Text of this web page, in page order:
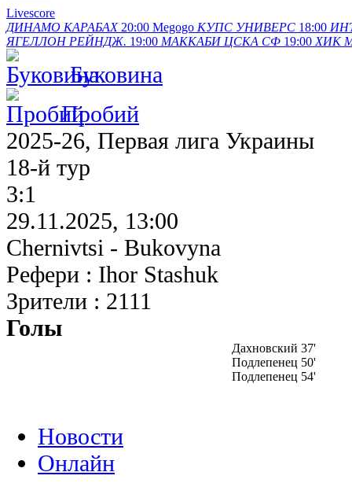
Livescore
ДИНАМО КАРАБАХ 20:00 Megogo КУПС УНИВЕРС 18:00
ЯГЕЛЛОН РЕЙНДЖ. 19:00 МАККАБИ ЦСКА СФ 19:00 ХИК
Буковина
Пробий
2025-26, Первая лига Украины
18-й тур
3:1
29.11.2025, 13:00
Chernivtsi - Bukovyna
Рефери : Ihor Stashuk
Зрители : 2111
Голы
Дахновский 37'
Подлепенец 50'
Подлепенец 54'
Новости
Онлайн